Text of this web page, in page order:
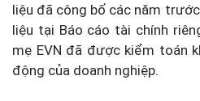
liệu đã công bố các năm
liệu tại Báo cáo tài chính
mẹ EVN đã được kiểm toán
động của doanh nghiệp.